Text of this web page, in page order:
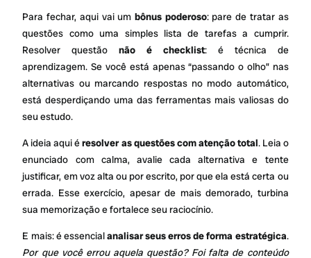
Para fechar, aqui vai um bônus poderoso: pare de tratar as
questões como uma simples lista de tarefas a cumprir.
Resolver questãonão é checklist: é técnica de
aprendizagem. Se você está apenas “passando o olho” nas
alternativas ou marcando respostas no modo automático,
está desperdiçando uma das ferramentas mais valiosas do
seu estudo.
A ideia aqui éresolver as questões com atenção total. Leia o
enunciado com calma, avalie cada alternativa e tente
justificar, em voz alta ou por escrito, por que ela está certa ou
errada. Esse exercício, apesar de mais demorado, turbina
sua memorização e fortalece seu raciocínio.
E mais: é essencialanalisar seus erros de forma estratégica.
Por que você errou aquela questão? Foi falta de conteúdo